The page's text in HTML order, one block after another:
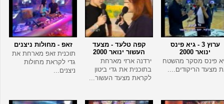
ערוץ 3 - גיא פינס
ינואר 2000
פינס מסקר מהשטח
מצעד הריקודים....
קפה טלעד - מצעד
העשור ינואר 2000
ירדנה ארזי מארחת
בתוכנית את גדי ביטון
לקראת מצעד העשור...
זאפ - מחולות ניצנים
תוכנית זאפ מארחת את
גדי לקראת מחולות
ניצנים...